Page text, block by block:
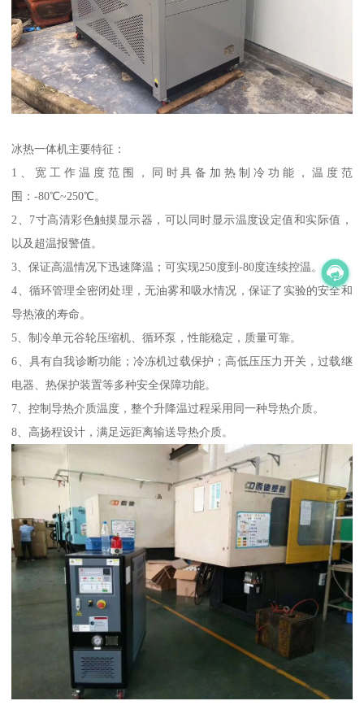
冰热一体机主要特征：
1、宽工作温度范围，同时具备加热制冷功能，温度范
围：-80℃~250℃。
2、7寸高清彩色触摸显示器，可以同时显示温度设定值和实际值，
以及超温报警值。
3、保证高温情况下迅速降温；可实现250度到-80度连续控温。
4、循环管理全密闭处理，无油雾和吸水情况，保证了实验的安全和
导热液的寿命。
5、制冷单元谷轮压缩机、循环泵，性能稳定，质量可靠。
6、具有自我诊断功能；冷冻机过载保护；高低压压力开关，过载继
电器、热保护装置等多种安全保障功能。
7、控制导热介质温度，整个升降温过程采用同一种导热介质。
8、高扬程设计，满足远距离输送导热介质。